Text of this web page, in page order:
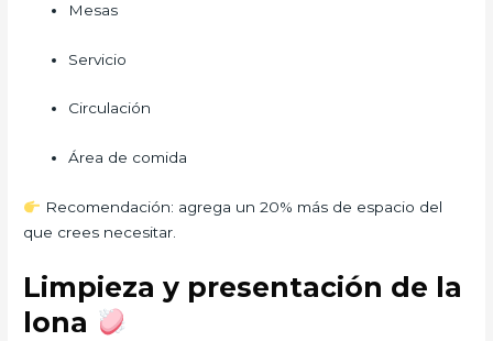
Mesas
Servicio
Circulación
Área de comida
Recomendación: agrega un 20% más de espacio del
que crees necesitar.
Limpieza y presentación de la
lona